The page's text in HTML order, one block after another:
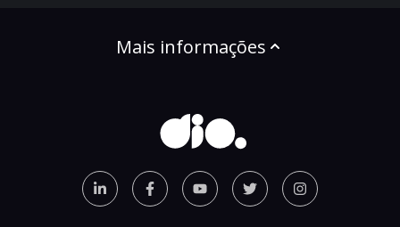
Mais informações